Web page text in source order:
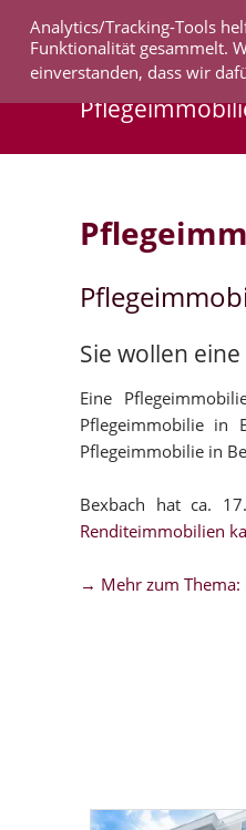
Analytics/Tracking-Tools
Funktionalität gesammelt.
einverstanden, dass wir
Sie wollen
Eine
Pflegeimmobilie in
Pflegeimmobilie in
Bexbach hat ca.
Renditeimmobilien
→ Mehr zum